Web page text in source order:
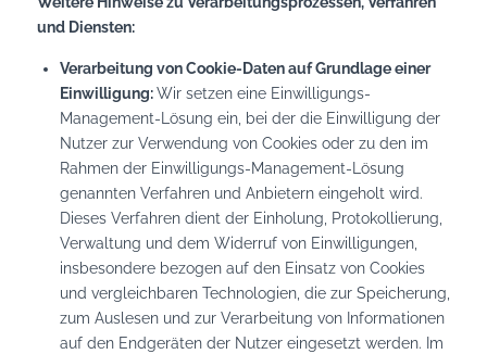
und Diensten:
Verarbeitung von Cookie-Daten auf Grundlage einer
Einwilligung:Wir setzen eine Einwilligungs-
Management-Lösung ein, bei der die Einwilligung der
Nutzer zur Verwendung von Cookies oder zu den im
Rahmen der Einwilligungs-Management-Lösung
genannten Verfahren und Anbietern eingeholt wird.
Dieses Verfahren dient der Einholung, Protokollierung,
Verwaltung und dem Widerruf von Einwilligungen,
insbesondere bezogen auf den Einsatz von Cookies
und vergleichbaren Technologien, die zur Speicherung,
zum Auslesen und zur Verarbeitung von Informationen
auf den Endgeräten der Nutzer eingesetzt werden. Im